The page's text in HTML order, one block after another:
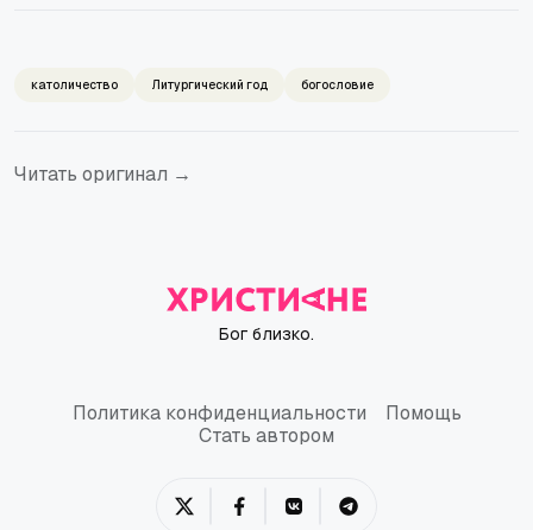
католичество Литургический год богословие
Читать оригинал →
Бог близко.
Политика конфиденциальности
Политика конфиденциальности
Помощь
Стать автором